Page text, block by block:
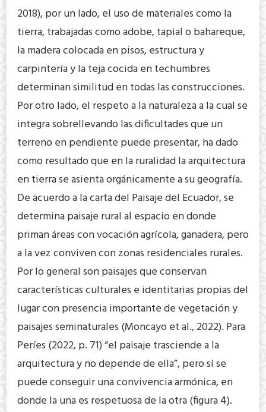
2018), por un lado, el uso de materiales como la
tierra, trabajadas como adobe, tapial o bahareque,
la madera colocada en pisos, estructura y
carpintería y la teja cocida en techumbres
determinan similitud en todas las construcciones.
Por otro lado, el respeto a la naturaleza a la cual se
integra sobrellevando las dificultades que un
terreno en pendiente puede presentar, ha dado
como resultado que en la ruralidad la arquitectura
en tierra se asienta orgánicamente a su geografía.
De acuerdo a la carta del Paisaje del Ecuador, se
determina paisaje rural al espacio en donde
priman áreas con vocación agrícola, ganadera, pero
a la vez conviven con zonas residenciales rurales.
Por lo general son paisajes que conservan
características culturales e identitarias propias del
lugar con presencia importante de vegetación y
paisajes seminaturales (Moncayo et al., 2022). Para
Períes (2022, p. 71) “el paisaje trasciende a la
arquitectura y no depende de ella”, pero sí se
puede conseguir una convivencia armónica, en
donde la una es respetuosa de la otra (figura 4).